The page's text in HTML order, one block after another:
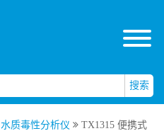
搜索
水质毒性分析仪
TX1315 便携式